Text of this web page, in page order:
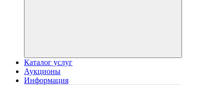
Каталог услуг
Аукционы
Информация